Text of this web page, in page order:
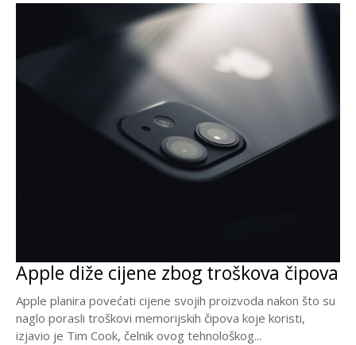
Apple diže cijene zbog troškova čipova
Apple planira povećati cijene svojih proizvoda nakon što su
naglo porasli troškovi memorijskih čipova koje koristi,
izjavio je Tim Cook, čelnik ovog tehnološkog...